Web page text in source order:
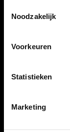
Noodzakelijk
Voorkeuren
Statistieken
Marketing
Grip level:3.5/5
Dartserie:Alchemy